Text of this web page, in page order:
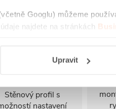
Googlu) můžeme
najdete na stránkách
Upravit
Nastavitelný
Stěnový profil s
nastavení